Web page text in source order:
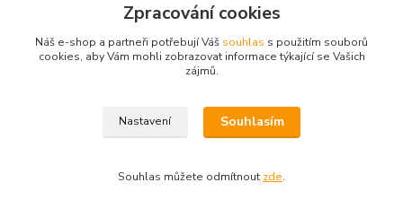
+420 412384749
objednavky@duchodky.cz
Zpracování cookies
Náš e-shop a partneři potřebují Váš souhlas s použitím souborů
cookies, aby Vám mohli zobrazovat informace týkající se Vašich
zájmů.
Nastavení Souhlasím
Souhlas můžete odmítnout zde.